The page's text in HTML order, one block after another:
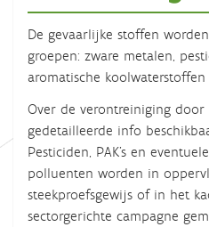
De gevaarlijke stoffen
groepen: zware metalen,
aromatische koolwaterstoffen
Over de verontreiniging door
gedetailleerde info
Pesticiden, PAK’s en
polluenten worden in
steekproefsgewijs of in het
sectorgerichte campagne